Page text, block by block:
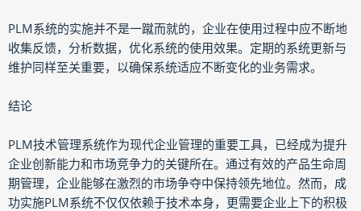
PLM系统的实施并不是一蹴而就的，企业在使用过程中应不断地
收集反馈，分析数据，优化系统的使用效果。定期的系统更新与
维护同样至关重要，以确保系统适应不断变化的业务需求。
结论
PLM技术管理系统作为现代企业管理的重要工具，已经成为提升
企业创新能力和市场竞争力的关键所在。通过有效的产品生命周
期管理，企业能够在激烈的市场争夺中保持领先地位。然而，成
功实施PLM系统不仅仅依赖于技术本身，更需要企业上下的积极